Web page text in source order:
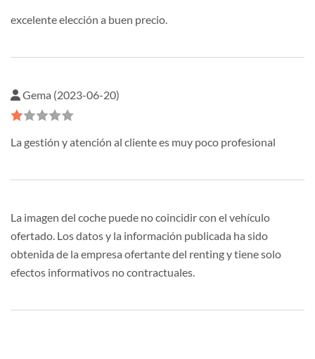
excelente elección a buen precio.
Gema (2023-06-20)
La gestión y atención al cliente es muy poco profesional
La imagen del coche puede no coincidir con el vehículo
ofertado. Los datos y la información publicada ha sido
obtenida de la empresa ofertante del renting y tiene solo
efectos informativos no contractuales.